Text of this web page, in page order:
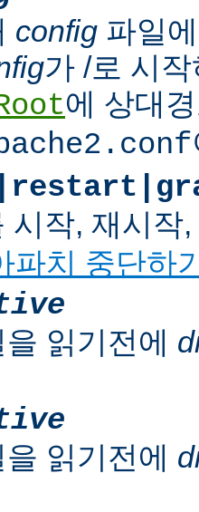
config 파일
가 /로 시
에 상대
시작, 재시작
파치 중단하
읽기전에
읽기전에